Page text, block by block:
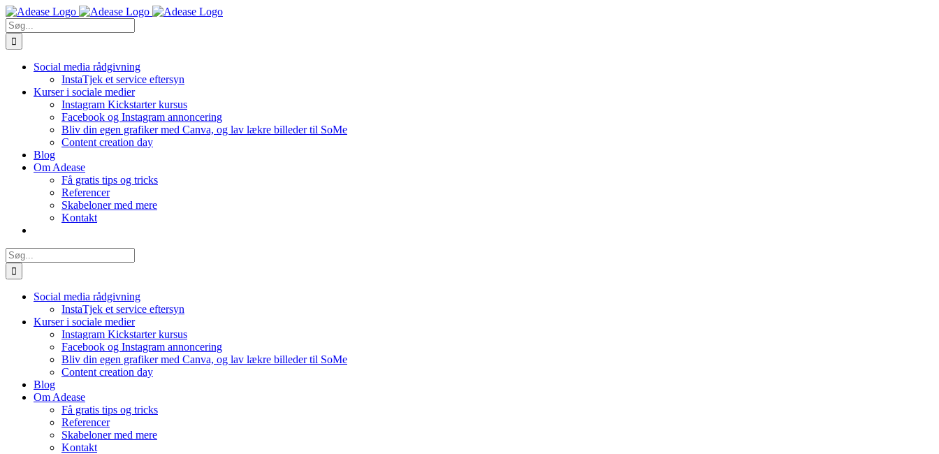
Skip
to
content
Søg
efter:
Social media rådgivning
InstaTjek et service eftersyn
Kurser i sociale medier
Instagram Kickstarter kursus
Facebook og Instagram annoncering
Bliv din egen grafiker med Canva, og lav lækre billeder til SoMe
Content creation day
Blog
Om Adease
Få gratis tips og tricks
Referencer
Skabeloner med mere
Kontakt
Søg
efter:
Social media rådgivning
InstaTjek et service eftersyn
Kurser i sociale medier
Instagram Kickstarter kursus
Facebook og Instagram annoncering
Bliv din egen grafiker med Canva, og lav lækre billeder til SoMe
Content creation day
Blog
Om Adease
Få gratis tips og tricks
Referencer
Skabeloner med mere
Kontakt